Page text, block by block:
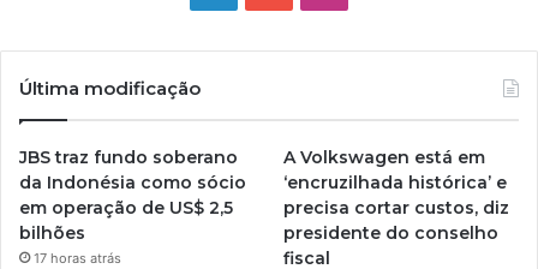
Última modificação
JBS traz fundo soberano
da Indonésia como sócio
em operação de US$ 2,5
bilhões
17 horas atrás
A Volkswagen está em
‘encruzilhada histórica’ e
precisa cortar custos, diz
presidente do conselho
fiscal